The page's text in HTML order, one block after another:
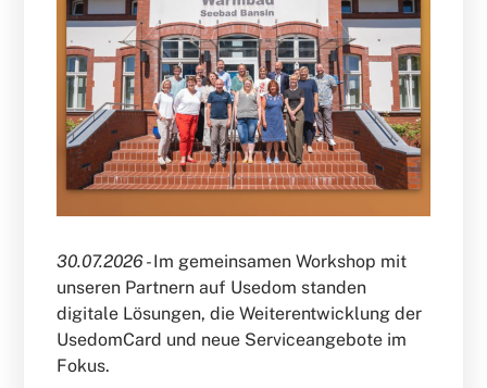
30.07.2026 -Im gemeinsamen Workshop mit
unseren Partnern auf Usedom standen
digitale Lösungen, die Weiterentwicklung der
UsedomCard und neue Serviceangebote im
Fokus.